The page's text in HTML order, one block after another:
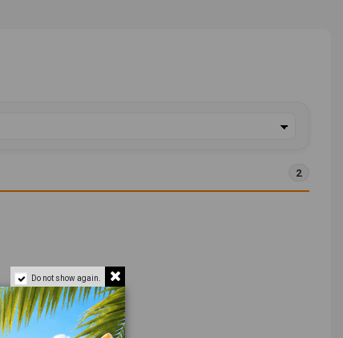
2
Do not show again.